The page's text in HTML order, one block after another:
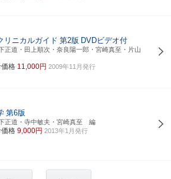
リニカルガイド 第2版 DVDビデオ付
正道・田上順次・奈良陽一郎・宮崎真至・片山
格 11,000円 2009年11月発行
第6版
正道・寺中敏夫・宮崎真至 編
格 9,000円 2013年1月発行